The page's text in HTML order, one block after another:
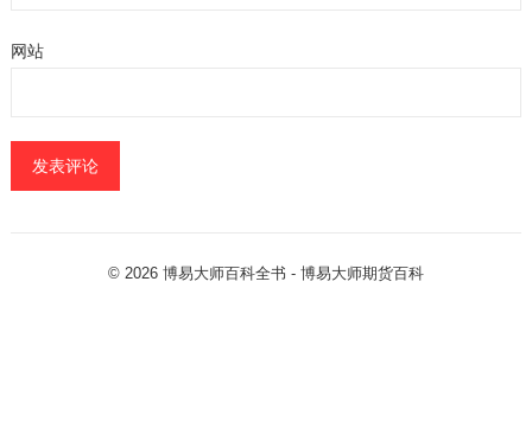
网站
© 2026 博易大师百科全书 - 博易大师期货百科